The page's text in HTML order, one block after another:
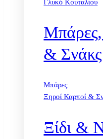
Γλυκό Κουταλίου
& Σνάκς
Μπάρες
Ξηροί Καρποί &
Ξίδι &